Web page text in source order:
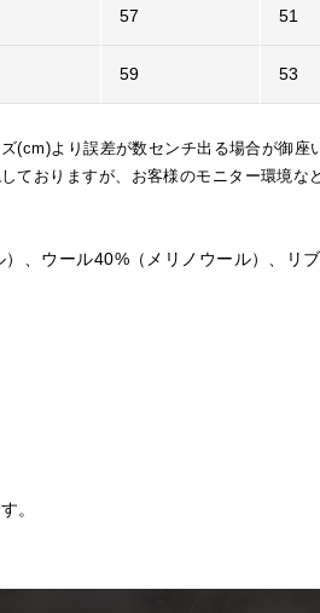
57 51
59 53
(cm)より誤差が数センチ出る場合が御座
ておりますが、お客様のモニター環境な
、ウール40%（メリノウール）、リ
。